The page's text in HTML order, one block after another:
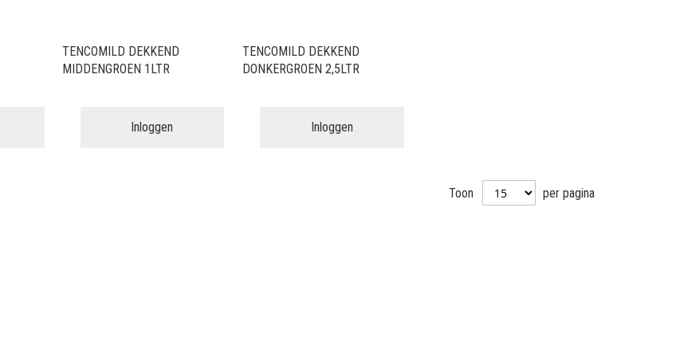
TENCOMILD DEKKEND
MIDDENGROEN 1LTR
Inloggen
TENCOMILD DEKKEND
DONKERGROEN 2,5LTR
Inloggen
Toon per pagina